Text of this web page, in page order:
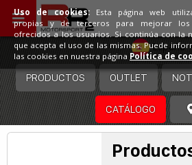
España
PRODUCTOS OUTLET
CATÁLOGO
Uso de cookies:Esta página web
propias y de terceros para mejorar los
ofrecidos a los usuarios. Si continúa con la
que acepta el uso de las mismas. Puede
las cookies en nuestra página Política de